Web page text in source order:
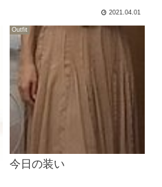
2021.04.01
Outfit
今日の装い